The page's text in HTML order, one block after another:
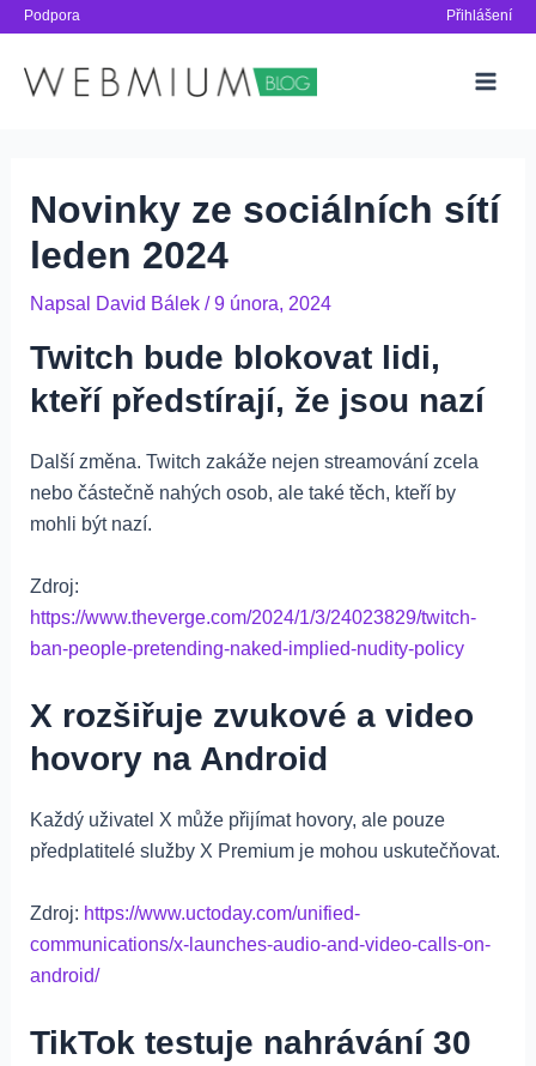
Přeskočit
obsah
Podpora Přihlášení
Novinky ze sociálních sítí
leden 2024
Napsal David Bálek /9 února, 2024
Twitch bude blokovat lidi,
kteří předstírají, že jsou nazí
Další změna. Twitch zakáže nejen streamování zcela
nebo částečně nahých osob, ale také těch, kteří by
mohli být nazí.
Zdroj:
https://www.theverge.com/2024/1/3/24023829/twitch-
ban-people-pretending-naked-implied-nudity-policy
X rozšiřuje zvukové a video
hovory na Android
Každý uživatel X může přijímat hovory, ale pouze
předplatitelé služby X Premium je mohou uskutečňovat.
Zdroj: https://www.uctoday.com/unified-
communications/x-launches-audio-and-video-calls-on-
android/
TikTok testuje nahrávání 30